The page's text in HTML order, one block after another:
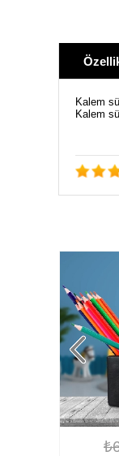
Kalem
Kalem